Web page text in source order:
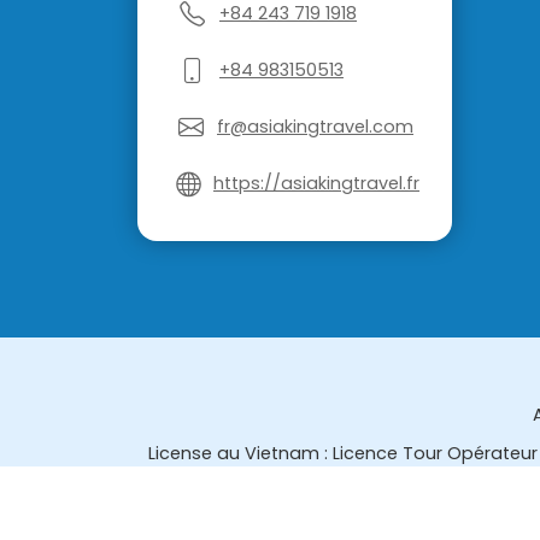
+84 243 719 1918
+84 983150513
fr@asiakingtravel.com
https://asiakingtravel.fr
License au Vietnam : Licence Tour